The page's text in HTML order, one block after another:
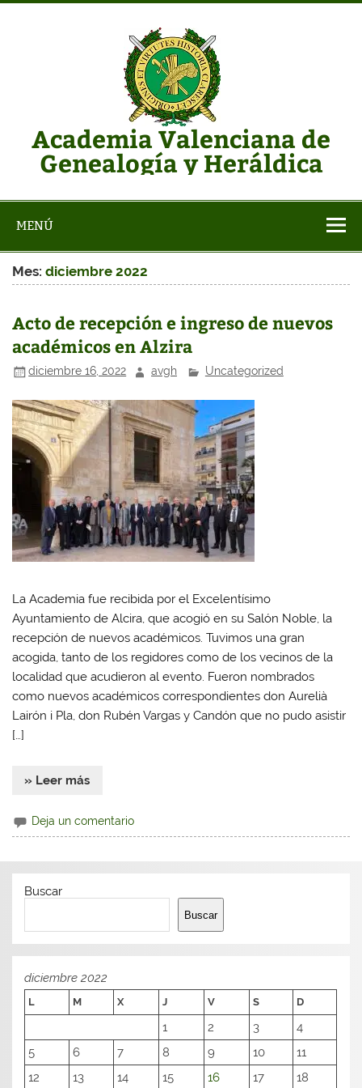
Saltar
Academia Valenciana de
Genealogía y Heráldica
MENÚ
Mes:diciembre 2022
Acto de recepción e ingreso de nuevos
académicos en Alzira
diciembre 16, 2022 avgh Uncategorized
La Academia fue recibida por el Excelentísimo
Ayuntamiento de Alcira, que acogió en su Salón Noble, la
recepción de nuevos académicos. Tuvimos una gran
acogida, tanto de los regidores como de los vecinos de la
localidad que acudieron al evento. Fueron nombrados
como nuevos académicos correspondientes don Aurelià
Lairón i Pla, don Rubén Vargas y Candón que no pudo asistir
[…]
» Leer más
Deja un comentario
Buscar
Buscar
diciembre 2022
L M X J V S D
1 2 3
4
5
6 7 8 9 10
11
12
13 14 15 16 17 18